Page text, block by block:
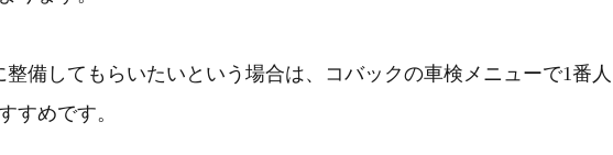
備してもらいたいという場合は、コバックの車検メニューで1番人
すめです。